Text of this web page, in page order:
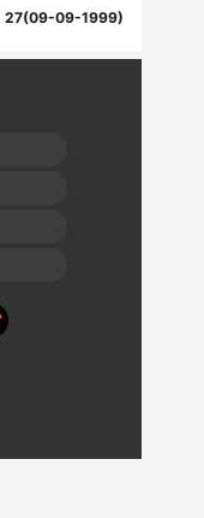
27(09-09-1999)